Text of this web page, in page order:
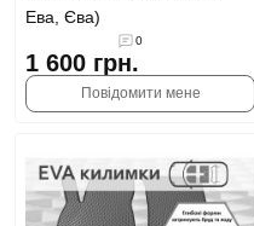
Ева, Єва)
0
1 600 грн.
Повідомити мене